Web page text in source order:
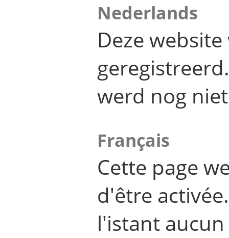
Nederlands
Deze
werd nog
Français
Cette page
d'être
l'istant